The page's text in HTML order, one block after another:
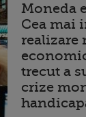
Moneda
Cea mai
realizare
trecut a
crize